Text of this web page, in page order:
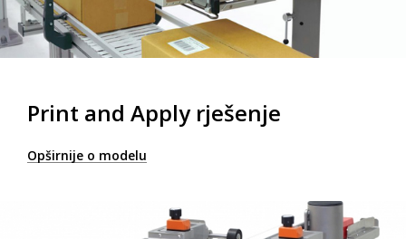
Print and Apply rješenje
Opširnije o modelu